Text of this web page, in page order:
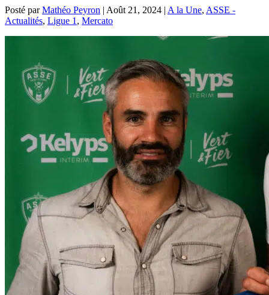
Posté parMathéo Peyron | Août 21, 2024 | A la Une, ASSE -
Actualités, Ligue 1 , Mercato